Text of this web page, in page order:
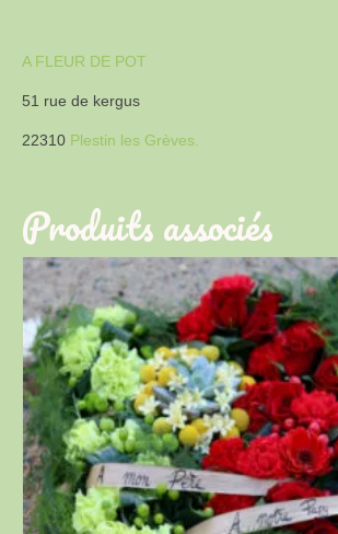
A FLEUR DE POT
51 rue de kergus
22310 Plestin les Grèves.
Produits associés